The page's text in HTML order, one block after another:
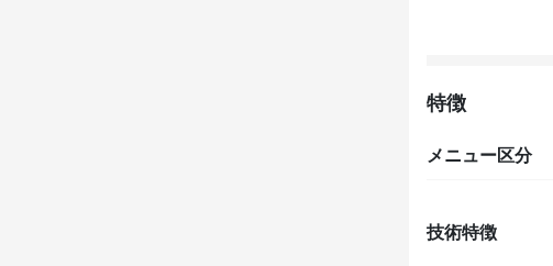
特徴
メニュー区分
技術特徴